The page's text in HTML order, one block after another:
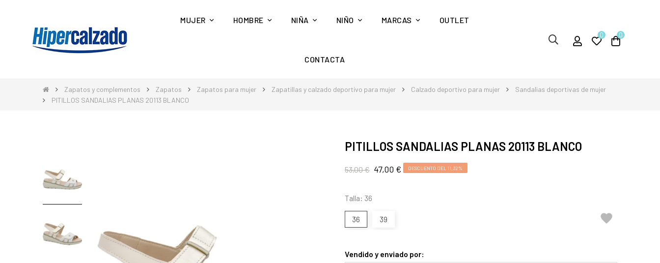
MUJER HOMBRE NIÑA NIÑO MARCAS OUTLET
CONTACTA
0 0
Zapatos y complementos Zapatos Zapatos para mujer Zapatillas y calzado deportivo para mujer Calzado deportivo para mujer
Sandalias deportivas de mujer
PITILLOS SANDALIAS PLANAS 20113 BLANCO
PITILLOS SANDALIAS PLANAS 20113 BLANCO
53,00 € 47,00 € DESCUENTO DEL 11,32%
Talla: 36
36 39 
Vendido y enviado por: